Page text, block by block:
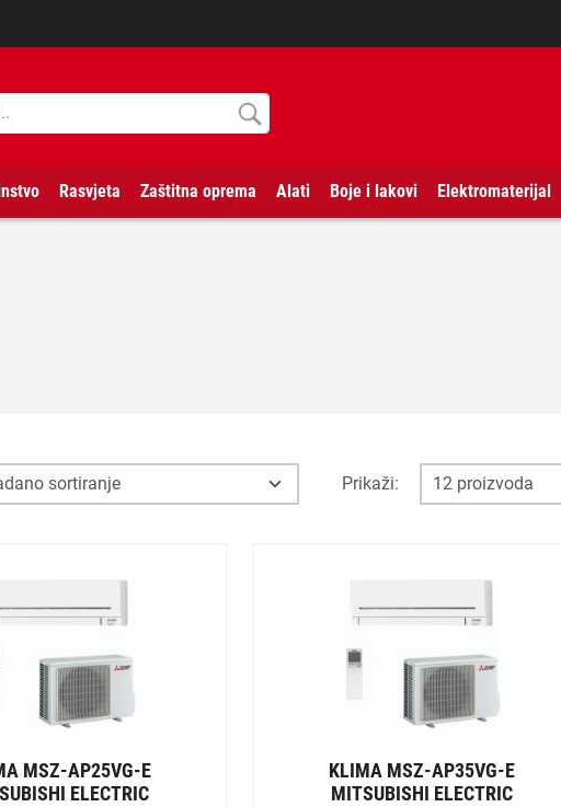
Rasvjeta Zaštitna oprema Alati Boje i lakovi Elektromaterijal
Prikaži:
MSZ-AP25VG-E
ELECTRIC
KLIMA MSZ-AP35VG-E
MITSUBISHI ELECTRIC